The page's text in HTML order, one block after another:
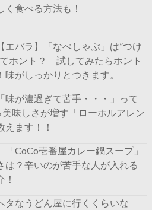
く食べる方法も！
エバラ】「なべしゃぶ」は”つけ
ホント？ 試してみたらホント
味がしっかりとつきます。
味が濃過ぎて苦手・・・」って
美味しさが増す「ローホルアレン
えます！！
「CoCo壱番屋カレー鍋スープ」
は？辛いのが苦手な人が入れる
タなうどん屋に行くくらいな